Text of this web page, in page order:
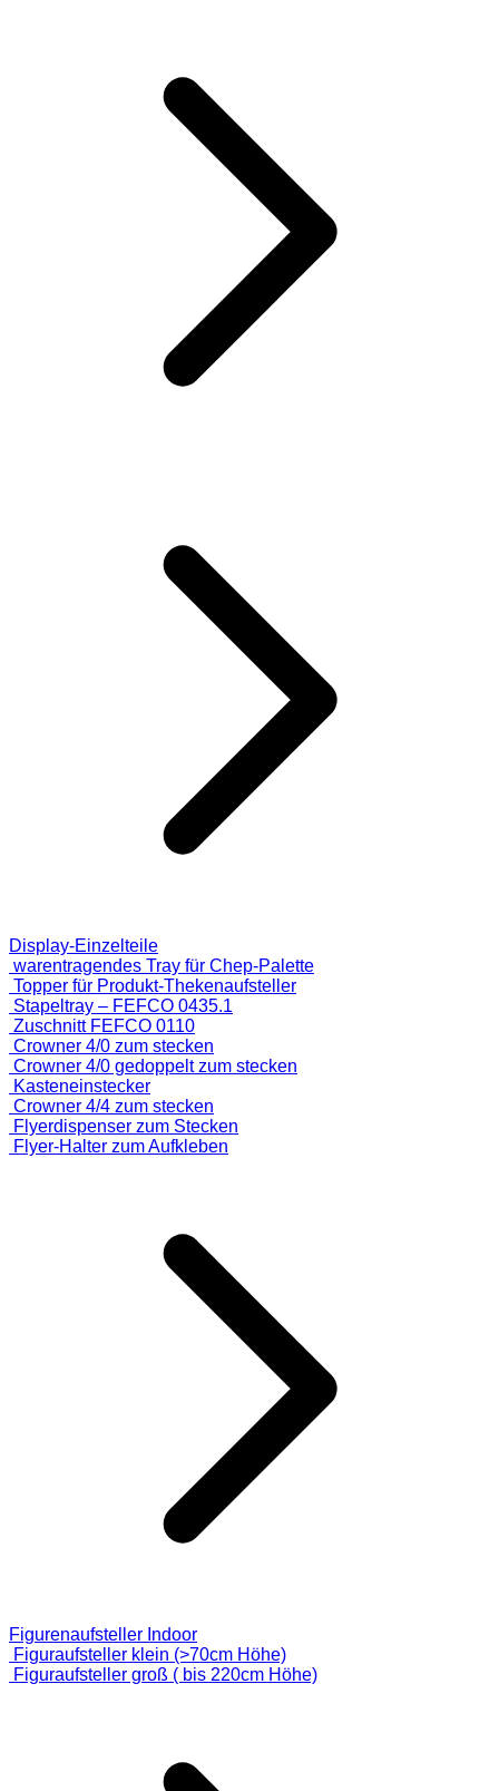
Display-Einzelteile
warentragendes Tray für Chep-Palette
Topper für Produkt-Thekenaufsteller
Stapeltray – FEFCO 0435.1
Zuschnitt FEFCO 0110
Crowner 4/0 zum stecken
Crowner 4/0 gedoppelt zum stecken
Kasteneinstecker
Crowner 4/4 zum stecken
Flyerdispenser zum Stecken
Flyer-Halter zum Aufkleben
Figurenaufsteller Indoor
Figuraufsteller klein (>70cm Höhe)
Figuraufsteller groß ( bis 220cm Höhe)